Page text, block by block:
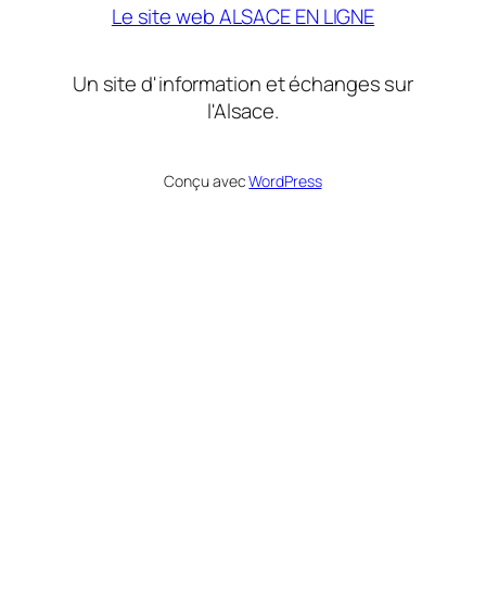
Le site web ALSACE EN LIGNE
Un site d'information et échanges sur
l'Alsace.
Conçu avecWordPress